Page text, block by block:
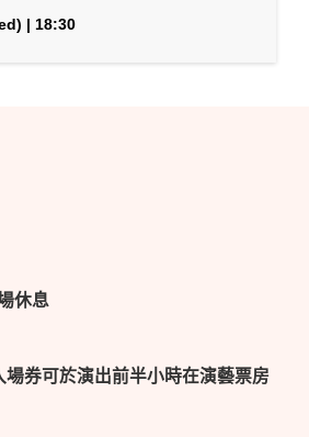
| 18:30
休息
券可於演出前半小時在演藝票房